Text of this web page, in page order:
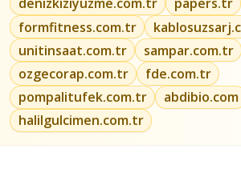
formfitness.com.tr
unitinsaat.com.tr
sampar.com.tr
ozgecorap.com.tr
fde.com.tr
pompalitufek.com.tr
abdibio.com
halilgulcimen.com.tr